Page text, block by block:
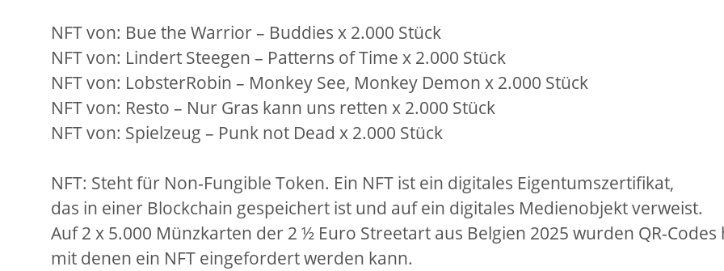
NFT von: Bue the Warrior – Buddies x 2.000 Stück
NFT von: Lindert Steegen – Patterns of Time x 2.000 Stück
NFT von: LobsterRobin – Monkey See, Monkey Demon x 2.000 Stück
NFT von: Resto – Nur Gras kann uns retten x 2.000 Stück
NFT von: Spielzeug – Punk not Dead x 2.000 Stück
NFT: Steht für Non-Fungible Token. Ein NFT ist ein digitales Eigentumszertifikat,
das in einer Blockchain gespeichert ist und auf ein digitales Medienobjekt verweist.
Auf 2 x 5.000 Münzkarten der 2 ½ Euro Streetart aus Belgien 2025 wurden QR-
mit denen ein NFT eingefordert werden kann.